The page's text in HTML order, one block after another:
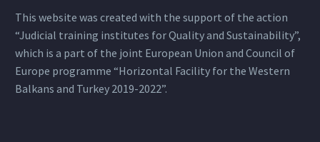
This website was created with the support of the action
“Judicial training institutes for Quality and Sustainability”,
which is a part of the joint European Union and Council of
Europe programme “Horizontal Facility for the Western
Balkans and Turkey 2019-2022”.